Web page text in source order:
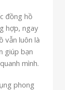
đồng hồ
hợp, ngay
vẫn luôn là
giúp bạn
mình.
phong